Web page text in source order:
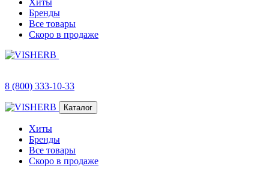
Хиты
Бренды
Все товары
Скоро в продаже
8 (800) 333-10-33
Каталог
Хиты
Бренды
Все товары
Скоро в продаже